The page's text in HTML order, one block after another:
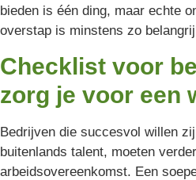
bieden is één ding, maar echte
overstap is minstens zo
Checklist voor
zorg je voor een
Bedrijven die succesvol willen
buitenlands talent, moeten
arbeidsovereenkomst. Een